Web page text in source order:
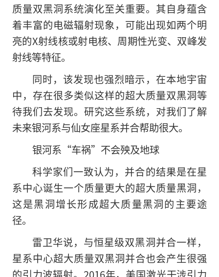
质量双黑洞系统演化至关重要。其自身蕴含
着丰富的电磁辐射现象，可能出现如两个明
亮的X射线核或射电核、周期性光变、双峰发
射线等特征。
同时，该发现也强烈暗示，在本地宇宙
中，存在很多类似这样的超大质量双黑洞等
待我们去发现。研究这些系统，对我们了解
未来银河系与仙女座星系并合帮助很大。
银河系“车祸”不会殃及地球
科学家们一致认为，并合的结果是在星
系中心诞生一个质量更大的超大质量黑洞，
这是黑洞增长形成超大质量黑洞的主要途
径。
雷卫华说，与恒星级双黑洞并合一样，
星系中心超大质量双黑洞并合也会产生很强
的引力波辐射。2016年，美国激光干涉引力